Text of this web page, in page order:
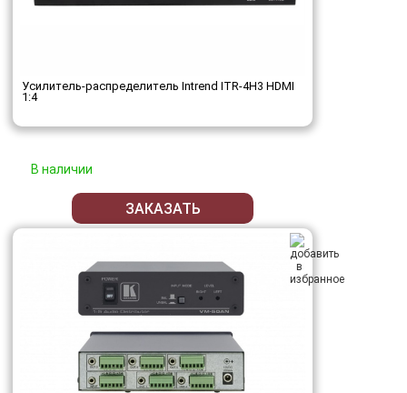
Усилитель-распределитель Intrend ITR-4H3 HDMI
1:4
В наличии
ЗАКАЗАТЬ